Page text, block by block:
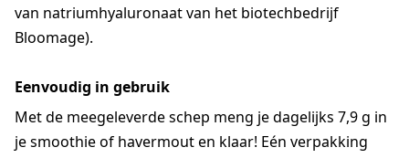
van natriumhyaluronaat van het biotechbedrijf
Bloomage).
Eenvoudig in gebruik
Met de meegeleverde schep meng je dagelijks 7,9 g in
je smoothie of havermout en klaar! Eén verpakking